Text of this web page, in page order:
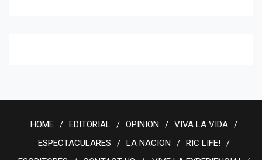
HOME EDITORIAL OPINION
VIVA LA VIDA
ESPECTACULARES
LA NACION
RIC LIFE!